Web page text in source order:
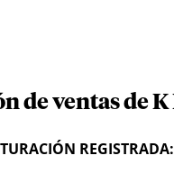
de ventas de K
REGISTRADA: